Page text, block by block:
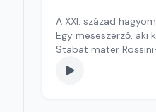
A XXI. század
Egy meseszerző, aki
Stabat mater
Szerkesztő: Nagy